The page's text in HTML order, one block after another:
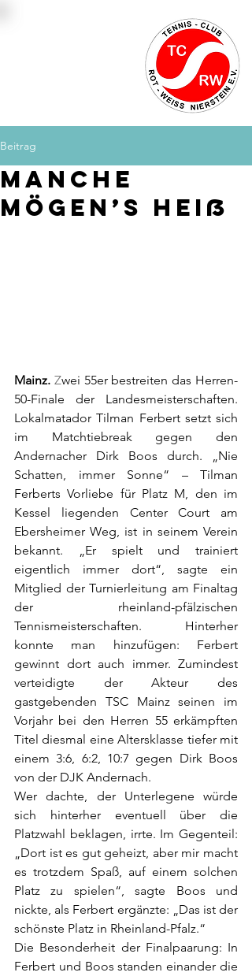
Beitrag
Manche
mögen’s heiß
Mainz. Zwei 55er bestreiten das Herren-
50-Finale der Landesmeisterschaften.
Lokalmatador Tilman Ferbert setzt sich
im Matchtiebreak gegen den
Andernacher Dirk Boos durch. „Nie
Schatten, immer Sonne“ – Tilman
Ferberts Vorliebe für Platz M, den im
Kessel liegenden Center Court am
Ebersheimer Weg, ist in seinem Verein
bekannt. „Er spielt und trainiert
eigentlich immer dort“, sagte ein
Mitglied der Turnierleitung am Finaltag
der rheinland-pfälzischen
Tennismeisterschaften. Hinterher
konnte man hinzufügen: Ferbert
gewinnt dort auch immer. Zumindest
verteidigte der Akteur des
gastgebenden TSC Mainz seinen im
Vorjahr bei den Herren 55 erkämpften
Titel diesmal eine Altersklasse tiefer mit
einem 3:6, 6:2, 10:7 gegen Dirk Boos
von der DJK Andernach.
Wer dachte, der Unterlegene würde
sich hinterher eventuell über die
Platzwahl beklagen, irrte. Im Gegenteil:
„Dort ist es gut geheizt, aber mir macht
es trotzdem Spaß, auf einem solchen
Platz zu spielen“, sagte Boos und
nickte, als Ferbert ergänzte: „Das ist der
schönste Platz in Rheinland-Pfalz.“
Die Besonderheit der Finalpaarung: In
Ferbert und Boos standen einander die